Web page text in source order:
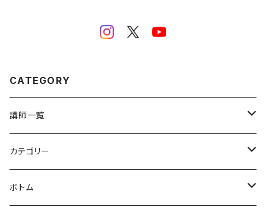
CATEGORY
講師一覧
井手史竜
高橋謙人
カテゴリー
セミナー
ボトム